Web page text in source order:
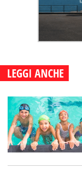
LEGGI ANCHE